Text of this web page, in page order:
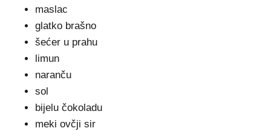
maslac
glatko brašno
šećer u prahu
limun
naranču
sol
bijelu čokoladu
meki ovčji sir